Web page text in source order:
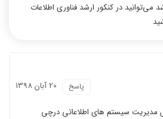
در کنکور ارشد فناوری اطلاعات
20 آبان 1398 پاسخ
مدیریت سیستم های اطلاعاتی درچی